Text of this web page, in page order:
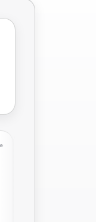
atendieron rápido
servicio, lo